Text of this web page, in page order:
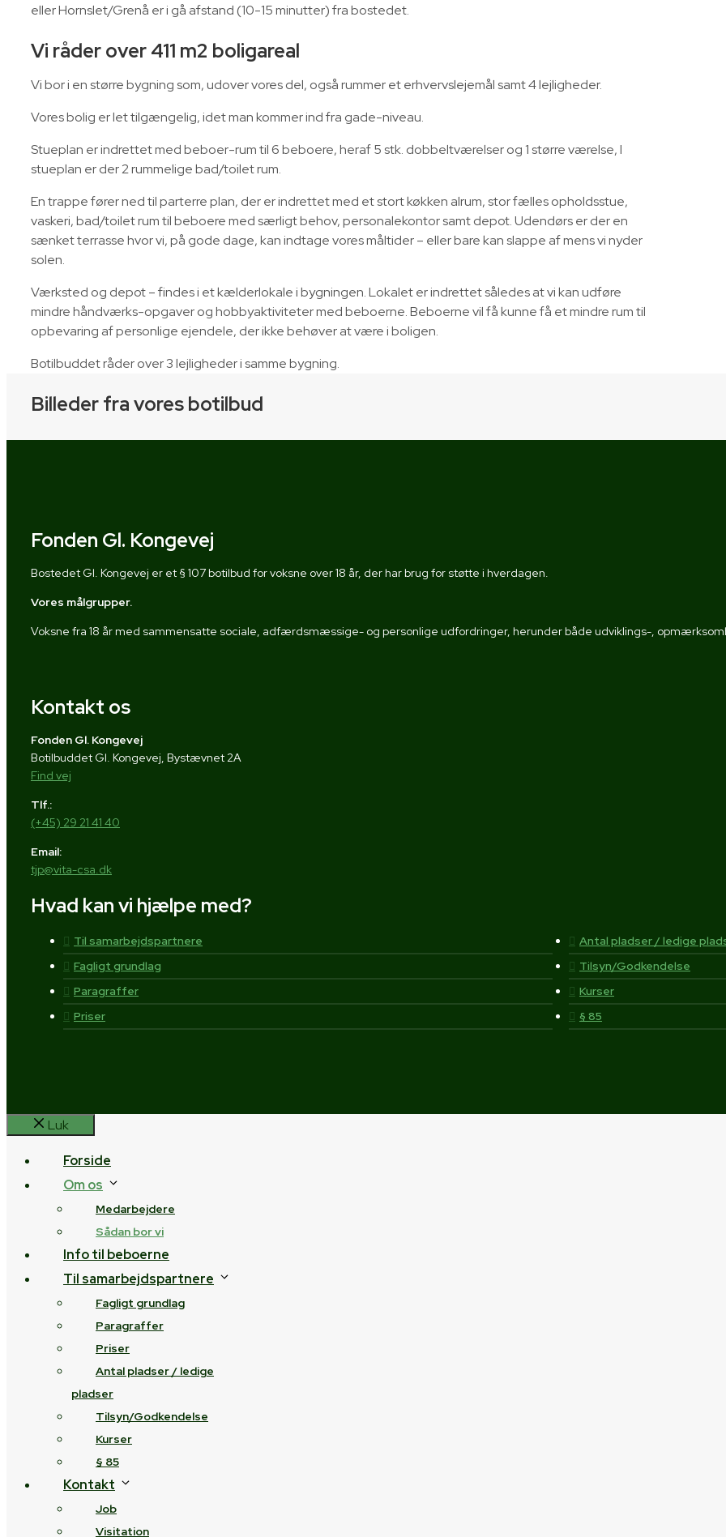
eller Hornslet/Grenå er i gå afstand (10-15 minutter) fra bostedet.​
Vi råder over 411 m2 boligareal
Vi bor i en større bygning som, udover vores del, også rummer et erhvervslejemål samt 4 lejligheder.
Vores bolig er let tilgængelig, idet man kommer ind fra gade-niveau.
Stueplan er indrettet med beboer-rum til 6 beboere, heraf 5 stk. dobbeltværelser og 1 større værelse, I
stueplan er der 2 rummelige bad/toilet rum.
En trappe fører ned til parterre plan, der er indrettet med et stort køkken alrum, stor fælles opholdsstue,
vaskeri, bad/toilet rum til beboere med særligt behov, personalekontor samt depot. Udendørs er der en
sænket terrasse hvor vi, på gode dage, kan indtage vores måltider – eller bare kan slappe af mens vi nyder
solen.
​Værksted og depot – findes i et kælderlokale i bygningen. Lokalet er indrettet således at vi kan udføre
mindre håndværks-opgaver og hobbyaktiviteter med beboerne. Beboerne vil få kunne få et mindre rum til
opbevaring af personlige ejendele, der ikke behøver at være i boligen.​
​Botilbuddet råder over 3 lejligheder i samme bygning.
Billeder fra vores botilbud
Fonden Gl. Kongevej
Bostedet Gl. Kongevej er et § 107 botilbud for voksne over 18 år, der har brug for støtte i hverdagen.​
Vores målgrupper.
Voksne fra 18 år med sammensatte sociale, adfærdsmæssige- og personlige udfordringer, herunder både udviklings-,
Kontakt os
Fonden Gl. Kongevej
Botilbuddet Gl. Kongevej, Bystævnet 2A
Find vej
Tlf.:
(+45) 29 21 41 40
Email:
tjp@vita-csa.dk
Hvad kan vi hjælpe med?
Til samarbejdspartnere
Fagligt grundlag
Paragraffer
Priser
Antal pladser / ledige
Tilsyn/Godkendelse
Kurser
§ 85
Luk
Forside
Om os
Medarbejdere
Sådan bor vi
Info til beboerne
Til samarbejdspartnere
Fagligt grundlag
Paragraffer
Priser
Antal pladser / ledige
pladser
Tilsyn/Godkendelse
Kurser
§ 85
Kontakt
Job
Visitation